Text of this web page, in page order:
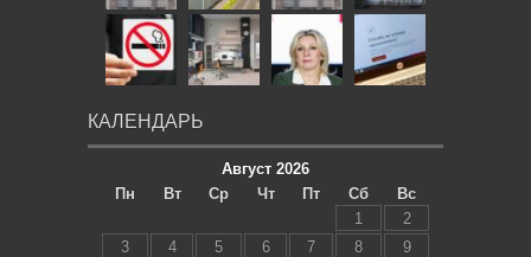
КАЛЕНДАРЬ
Август 2026
Пн
Вт Ср Чт Пт Сб
Вс
1
2
3
4 5 6 7 8
9